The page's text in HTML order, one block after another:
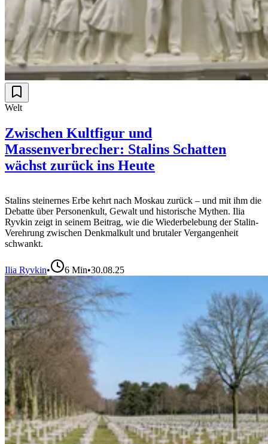
Welt
Zwischen Kultfigur und
Massenverbrecher: Stalins Schatten
wächst zurück ins Heute
Stalins steinernes Erbe kehrt nach Moskau zurück – und mit ihm die
Debatte über Personenkult, Gewalt und historische Mythen. Ilia
Ryvkin zeigt in seinem Beitrag, wie die Wiederbelebung der Stalin-
Verehrung zwischen Denkmalkult und brutaler Vergangenheit
schwankt.
Ilia Ryvkin• 6 Min•30.08.25